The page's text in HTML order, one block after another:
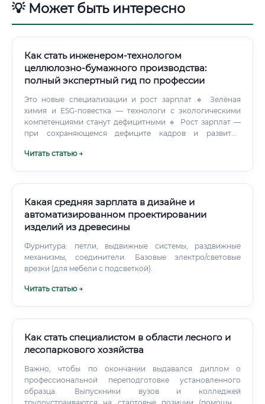
💡 Может быть интересно
Как стать инженером-технологом
целлюлозно-бумажного производства:
полный экспертный гид по профессии
Это новые специализации и рост зарплат 🔹 Зелёная
химия и ESG-повестка — технологи с экологическими
компетенциями станут дефицитными 🔹 Рост зарплат —
при сохраняющемся дефиците кадров и развитии
относительно текущего уровня 🔹 Международные
труда ✅ Условия работы технолога ЦБП зависят от типа
предприятия и должности: ⚠️ Работа на производстве
предполагает физическое присутствие — удалённый
формат здесь неприменим. Однако именно это
обстоятельство и защищает специалистов ЦБП от
замены автоматизацией и ИИ в обозримой перспективе.
Дополнительные условия на крупных предприятиях: ✅
Добровольное медицинское страхование (ДМС) ✅
Пенсионные программы от работодателя ✅ Санаторно-
курортное лечение за счёт предприятия Есть ли смысл
входа в профессию по ключевым параметрам: Итоговая
оценочная таблица профессии Итоговое сравнение:
стоит ли идти в ЦБП или выбрать другую отрасль
Читать статью →
Какая средняя зарплата в дизайне и
автоматизированном проектировании
изделий из древесины
Фурнитура: петли, выдвижные системы, раздвижные
механизмы, соединители. Базовые электро/световые
врезки (для мебели с подсветкой).
Читать статью →
Как стать специалистом в области лесного и
лесопаркового хозяйства
Важно, чтобы по окончании выдавался диплом о
профессиональной переподготовке установленного
образца. Выпускники вузов и колледжей